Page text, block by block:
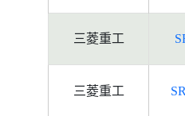
三菱重工
三菱重工